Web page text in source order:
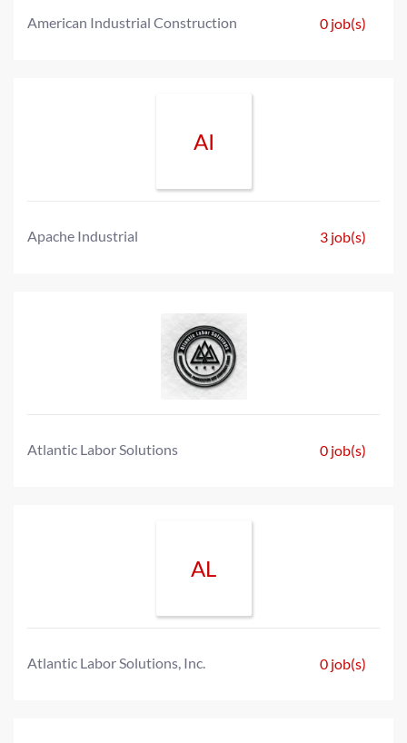
American Industrial Construction 0 job(s)
AI
Apache Industrial 3 job(s)
Atlantic Labor Solutions 0 job(s)
AL
Atlantic Labor Solutions, Inc. 0 job(s)